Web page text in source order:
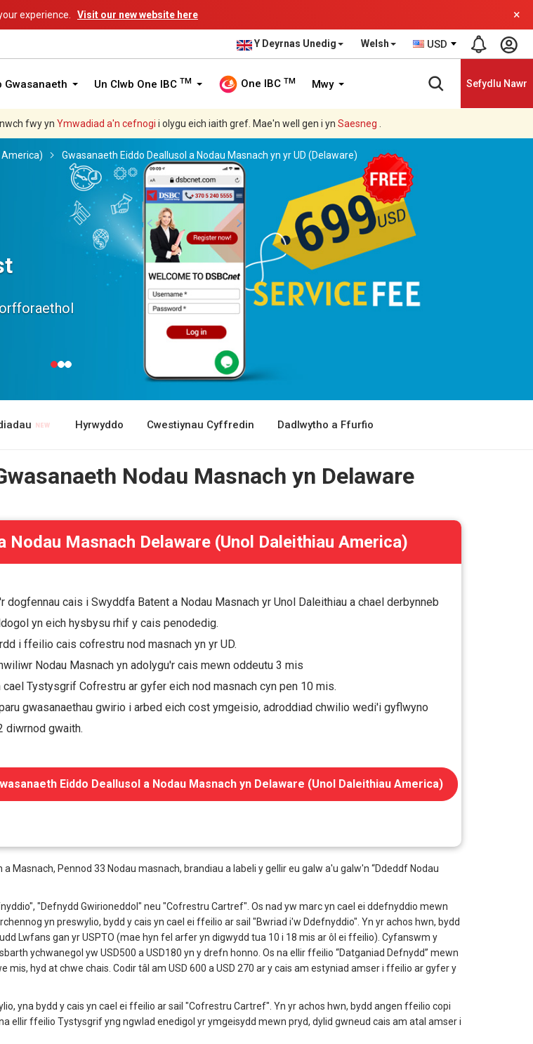
experience. Visit our new website here ×
Y Deyrnas Unedig Welsh USD
Gwasanaeth Un Clwb One IBC TM One IBC TM Mwy Sefydlu Nawr
fwy yn Ymwadiad a'n cefnogi i olygu eich iaith gref. Mae'n well gen i yn Saesneg
America) Gwasanaeth Eiddo Deallusol a Nodau Masnach yn yr UD (Delaware)
Hyrwyddo Cwestiynau Cyffredin Dadlwytho a Ffurfio
Nodau Masnach yn Delaware
Masnach Delaware (Unol Daleithiau America)
dogfennau cais i Swyddfa Batent a Nodau Masnach yr Unol Daleithiau a chael derbynneb
yn eich hysbysu rhif y cais penodedig.
i ffeilio cais cofrestru nod masnach yn yr UD.
Nodau Masnach yn adolygu'r cais mewn oddeutu 3 mis
cael Tystysgrif Cofrestru ar gyfer eich nod masnach cyn pen 10 mis.
gwasanaethau gwirio i arbed eich cost ymgeisio, adroddiad chwilio wedi'i gyflwyno
diwrnod gwaith.
Eiddo Deallusol a Nodau Masnach yn Delaware (Unol Daleithiau America)
Masnach, Pennod 33 Nodau masnach, brandiau a labeli y gellir eu galw a'u galw'n “Ddeddf Nodau
"Defnydd Gwirioneddol" neu "Cofrestru Cartref". Os nad yw marc yn cael ei ddefnyddio mewn
yn preswylio, bydd y cais yn cael ei ffeilio ar sail "Bwriad i'w Ddefnyddio". Yn yr achos hwn, bydd
Lwfans gan yr USPTO (mae hyn fel arfer yn digwydd tua 10 i 18 mis ar ôl ei ffeilio). Cyfanswm y
ychwanegol yw USD500 a USD180 yn y drefn honno. Os na ellir ffeilio “Datganiad Defnydd” mewn
hyd at chwe chais. Codir tâl am USD 600 a USD 270 ar y cais am estyniad amser i ffeilio ar gyfer y
yna bydd y cais yn cael ei ffeilio ar sail "Cofrestru Cartref". Yn yr achos hwn, bydd angen ffeilio copi
ellir ffeilio Tystysgrif yng ngwlad enedigol yr ymgeisydd mewn pryd, dylid gwneud cais am atal amser i